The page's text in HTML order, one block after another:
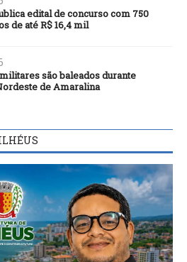
edital de concurso com 750
de até R$ 16,4 mil
são baleados durante
de Amaralina